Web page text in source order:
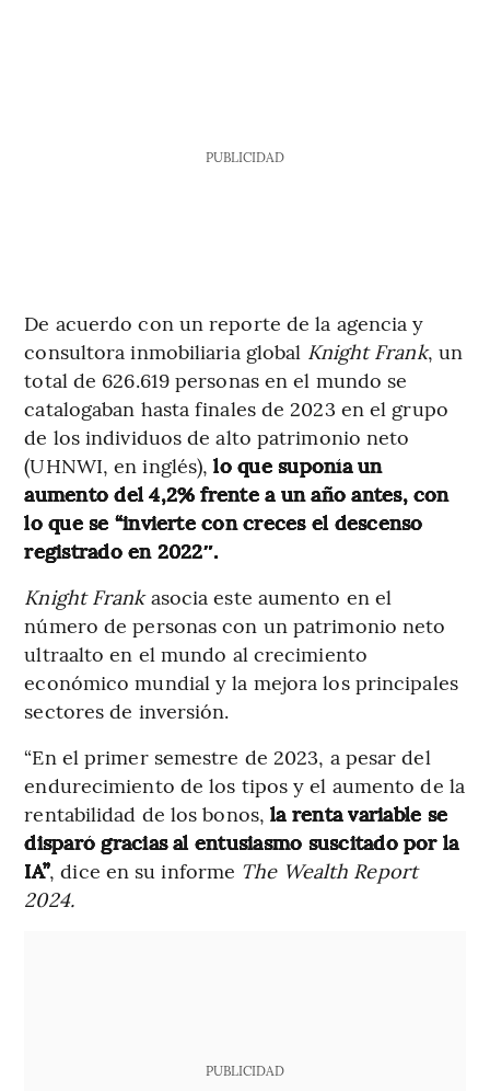
PUBLICIDAD
De acuerdo con un reporte de la agencia y
consultora inmobiliaria global Knight Frank, un
total de 626.619 personas en el mundo se
catalogaban hasta finales de 2023 en el grupo
de los individuos de alto patrimonio neto
(UHNWI, en inglés),lo que suponía un
aumento del 4,2% frente a un año antes, con
lo que se “invierte con creces el descenso
registrado en 2022″.
Knight Frankasocia este aumento en el
número de personas con un patrimonio neto
ultraalto en el mundo al crecimiento
económico mundial y la mejora los principales
sectores de inversión.
“En el primer semestre de 2023, a pesar del
endurecimiento de los tipos y el aumento de la
rentabilidad de los bonos, la renta variable se
disparó gracias al entusiasmo suscitado por la
IA”, dice en su informe The Wealth Report
2024.
PUBLICIDAD